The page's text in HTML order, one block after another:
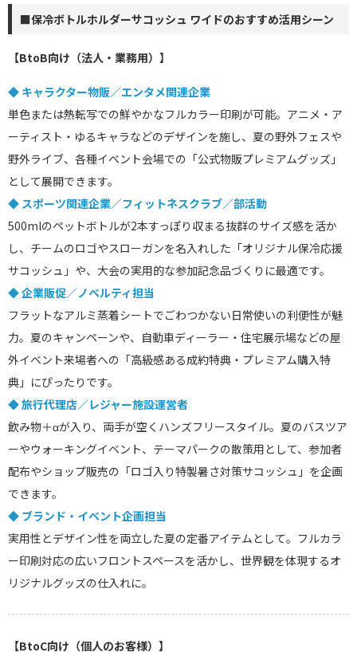
■保冷ボトルホルダーサコッシュ ワイドのおすすめ活用シーン
【BtoB向け（法人・業務用）】
◆ キャラクター物販／エンタメ関連企業
単色または熱転写での鮮やかなフルカラー印刷が可能。アニメ・ア
ーティスト・ゆるキャラなどのデザインを施し、夏の野外フェスや
野外ライブ、各種イベント会場での「公式物販プレミアムグッズ」
として展開できます。
◆ スポーツ関連企業／フィットネスクラブ／部活動
500mlのペットボトルが2本すっぽり収まる抜群のサイズ感を活か
し、チームのロゴやスローガンを名入れした「オリジナル保冷応援
サコッシュ」や、大会の実用的な参加記念品づくりに最適です。
◆ 企業販促／ノベルティ担当
フラットなアルミ蒸着シートでごわつかない日常使いの利便性が魅
力。夏のキャンペーンや、自動車ディーラー・住宅展示場などの屋
外イベント来場者への「高級感ある成約特典・プレミアム購入特
典」にぴったりです。
◆ 旅行代理店／レジャー施設運営者
飲み物＋αが入り、両手が空くハンズフリースタイル。夏のバスツア
ーやウォーキングイベント、テーマパークの散策用として、参加者
配布やショップ販売の「ロゴ入り特製暑さ対策サコッシュ」を企画
できます。
◆ ブランド・イベント企画担当
実用性とデザイン性を両立した夏の定番アイテムとして。フルカラ
ー印刷対応の広いフロントスペースを活かし、世界観を体現するオ
リジナルグッズの仕入れに。
【BtoC向け（個人のお客様）】